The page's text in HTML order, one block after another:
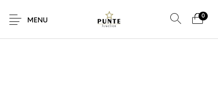
MENU
0
SALE!